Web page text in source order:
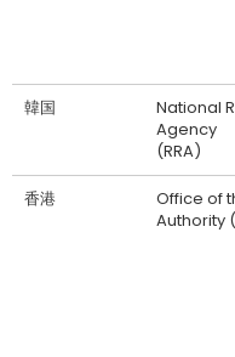
韓国
National
Agency
(RRA)
香港
Office of
Authority